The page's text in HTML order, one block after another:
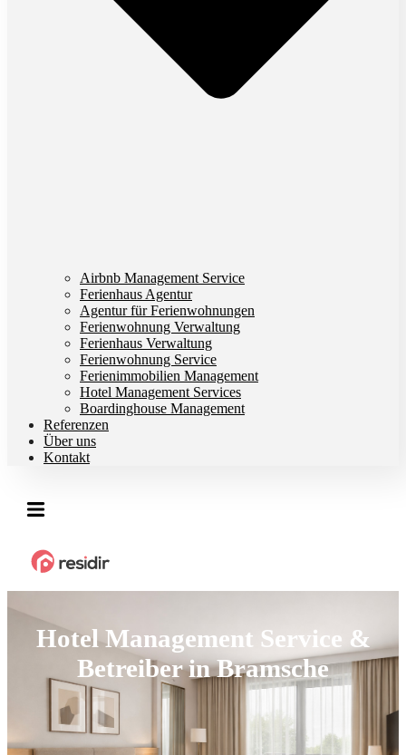
Airbnb Management Service
Ferienhaus Agentur
Agentur für Ferienwohnungen
Ferienwohnung Verwaltung
Ferienhaus Verwaltung
Ferienwohnung Service
Ferienimmobilien Management
Hotel Management Services
Boardinghouse Management
Referenzen
Über uns
Kontakt
Hotel Management Service &
Betreiber in Bramsche